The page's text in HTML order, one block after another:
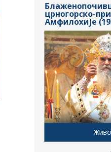
црногорско-
Амфилохије